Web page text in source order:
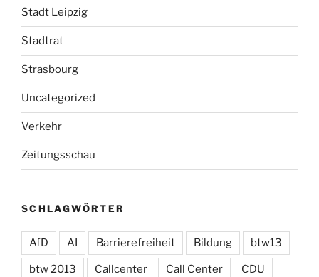
Stadt Leipzig
Stadtrat
Strasbourg
Uncategorized
Verkehr
Zeitungsschau
SCHLAGWÖRTER
AfD AI Barrierefreiheit Bildung btw13
btw 2013 Callcenter Call Center CDU